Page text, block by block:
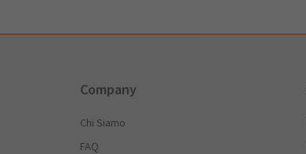
Company
Chi Siamo
FAQ